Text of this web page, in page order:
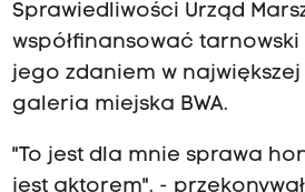
Sprawiedliwości Urząd
współfinansować
jego zdaniem w
galeria miejska BWA.
"To jest dla mnie sprawa
jest aktorem". - przekonywał